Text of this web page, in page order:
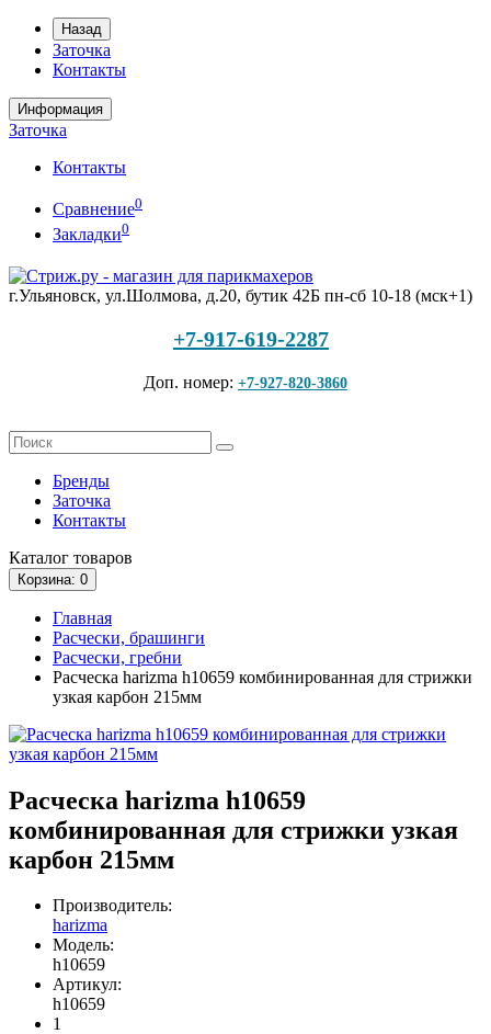
Назад
Заточка
Контакты
Информация
Заточка
Контакты
Сравнение0
Закладки0
г.Ульяновск, ул.Шолмова, д.20, бутик 42Б пн-сб 10-18 (мск+1)
+7-917-619-2287
Доп. номер: +7-927-820-3860
Бренды
Заточка
Контакты
Каталог товаров
Корзина: 0
Главная
Расчески, брашинги
Расчески, гребни
Расческа harizma h10659 комбинированная для стрижки
узкая карбон 215мм
Расческа harizma h10659
комбинированная для стрижки узкая
карбон 215мм
Производитель:
harizma
Модель:
h10659
Артикул:
h10659
1